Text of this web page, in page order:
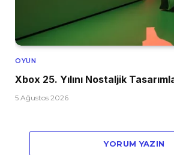
OYUN
Xbox 25. Yılını Nostaljik
5 Ağustos 2026
YORUM YAZIN